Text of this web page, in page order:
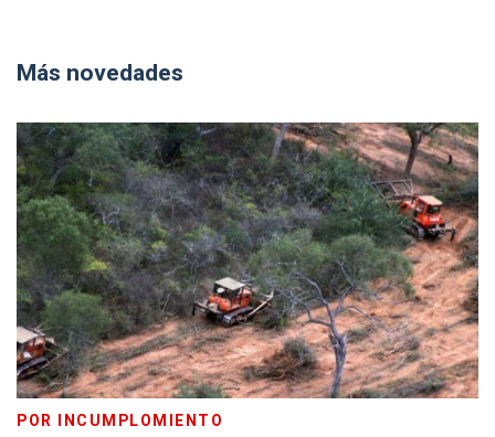
Más novedades
POR INCUMPLOMIENTO